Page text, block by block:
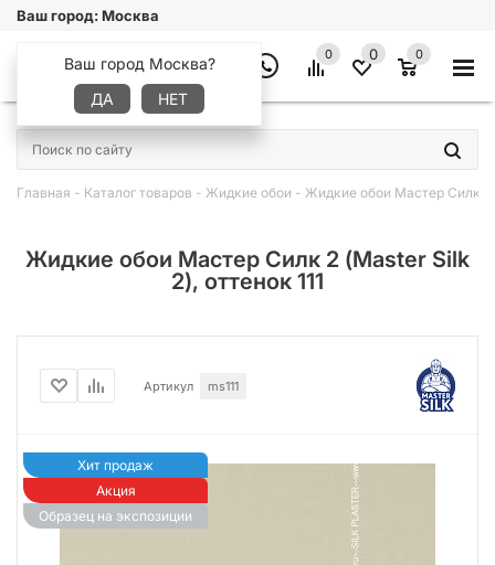
Ваш город:Москва
Ваш город Москва?
ДА
НЕТ
0 0 0
×
Главная - Каталог товаров - Жидкие обои - Жидкие обои Мастер Силк 2
Жидкие обои Мастер Силк 2 (Master Silk
2), оттенок 111
Хит продаж
Акция
Образец на экспозиции
Артикул ms111